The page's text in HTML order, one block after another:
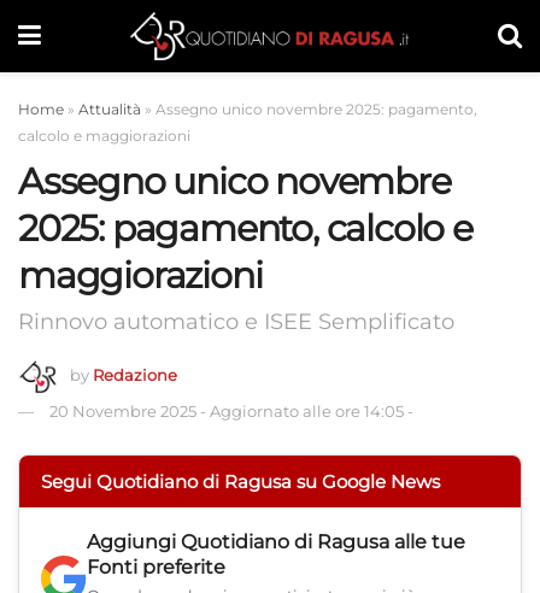
Home » Attualità » Assegno unico novembre 2025: pagamento,
calcolo e maggiorazioni
Assegno unico novembre
2025: pagamento, calcolo e
maggiorazioni
Rinnovo automatico e ISEE Semplificato
by Redazione
20 Novembre 2025 - Aggiornato alle ore 14:05 -
Segui Quotidiano di Ragusa su Google News
Aggiungi Quotidiano di Ragusa alle tue
Fonti preferite